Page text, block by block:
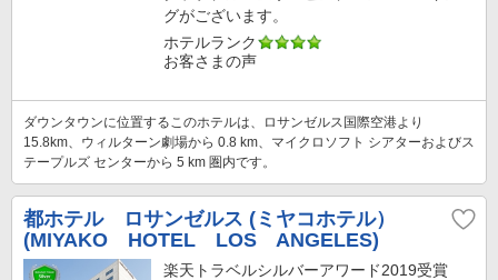
グがございます。
ホテルランク
お客さまの声
ダウンタウンに位置するこのホテルは、ロサンゼルス国際空港より
15.8km、ウィルターン劇場から 0.8 km、マイクロソフト シアターおよびス
テープルズ センターから 5 km 圏内です。
都ホテル ロサンゼルス (ミヤコホテル）
(MIYAKO HOTEL LOS ANGELES)
楽天トラベルシルバーアワード2019受賞